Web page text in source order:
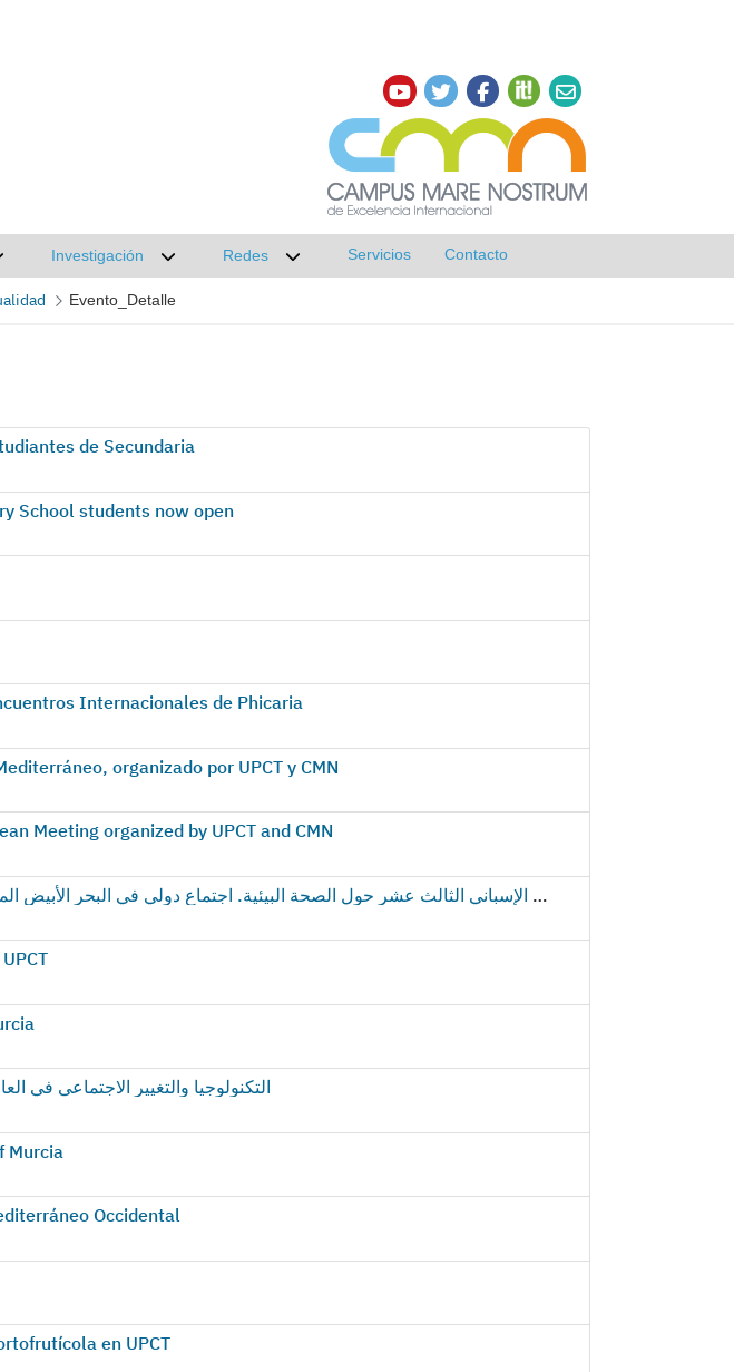
Actualidadsubmenú de Docencia
Investigación
Desplegar submenú de Investigación
Redes
Desplegar submenú de Redes
Servicios Contacto
Evento_Detalle
de Secundaria
School students now open
Internacionales de Phicaria
organizado por UPCT y CMN
Meeting organized by UPCT and CMN
المؤتمر الإسباني الثالث عشر حول الصحة البيئية. اجتماع دولي في البحر الأبيض المتوسط، المنسق من قبل جامعة البوليتكنيك في قرطجنة و (كامبوس ماري نوستروم)
"التكنولوجيا والتغيير الاجتماعي
Murcia
Occidental
en UPCT